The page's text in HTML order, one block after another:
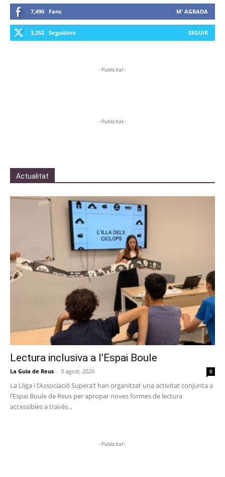
7,490 Fans M' AGRADA
3,252 Seguidors SEGUIR
-Publicitat-
-Publicitat-
Actualitat
Lectura inclusiva a l’Espai Boule
La Guia de Reus - 3 agost, 2026 0
La Lliga i l’Associació Supera’t han organitzat una activitat conjunta a
l’Espai Boule de Reus per apropar noves formes de lectura
accessibles a través...
-Publicitat-